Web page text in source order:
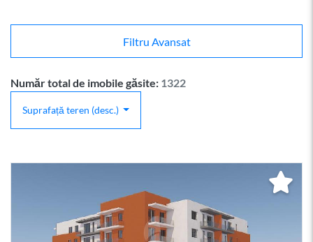
Filtru Avansat
Număr total de imobile găsite: 1322
Suprafață teren (desc.)